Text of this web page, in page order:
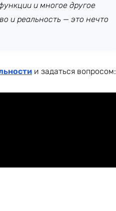
и многое другое
и реальность — это нечто
и задаться вопросом: